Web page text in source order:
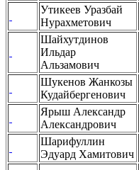
Утикеев Уразбай
Нурахметович
Шайхутдинов
Ильдар
Альзамович
Шукенов Жанкозы
Кудайбергенович
Ярыш Александр
Александрович
Шарифуллин
Эдуард Хамитович